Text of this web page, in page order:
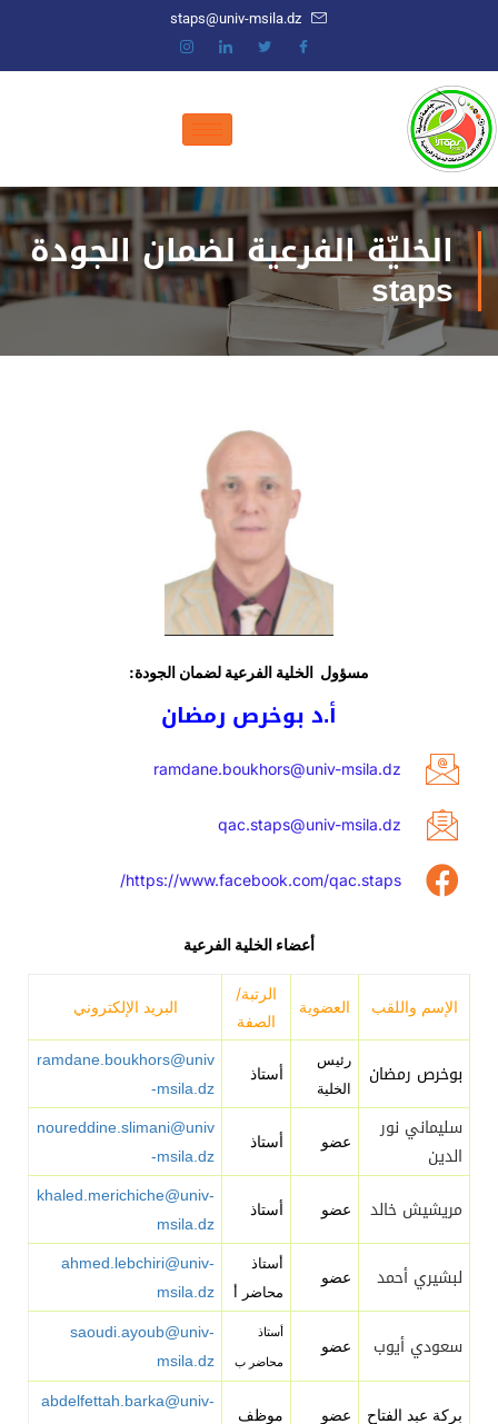
staps@univ-msila.dz
الخليّة الفرعية لضمان الجودة
staps
مسؤول الخلية الفرعية لضمان الجودة:
أ.د بوخرص رمضان
ramdane.boukhors@univ-msila.dz
qac.staps@univ-msila.dz
https://www.facebook.com/qac.staps/
أعضاء الخلية الفرعية
الإسم واللقب العضوية
الرتبة/
الصفة
البريد الإلكتروني
بوخرص رمضان
رئيس
الخلية
أستاذ
ramdane.boukhors@univ
-msila.dz
سليماني نور
الدين
عضو أستاذ
noureddine.slimani@univ
-msila.dz
مريشيش خالد
عضو أستاذ
khaled.merichiche@univ-
msila.dz
لبشيري أحمد
عضو
أستاذ
محاضر أ
ahmed.lebchiri@univ-
msila.dz
سعودي أيوب
عضو
أستاذ
محاضر ب
saoudi.ayoub@univ-
msila.dz
بركة عبد الفتاح عضو موظف
abdelfettah.barka@univ-